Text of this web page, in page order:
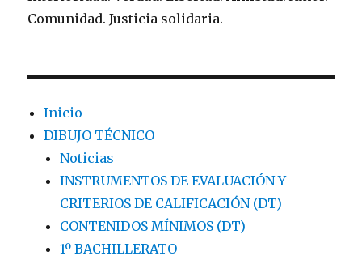
Comunidad. Justicia solidaria.
Inicio
DIBUJO TÉCNICO
Noticias
INSTRUMENTOS DE EVALUACIÓN Y
CRITERIOS DE CALIFICACIÓN (DT)
CONTENIDOS MÍNIMOS (DT)
1º BACHILLERATO